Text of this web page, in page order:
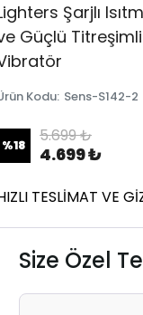
Şarjlı
Güçlü
Kodu: Sens-S142-2
%18 5.699 ₺
4.699 ₺
TESLİMAT VE
Size Özel